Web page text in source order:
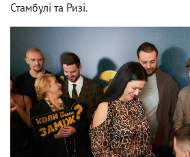
Стамбулі та Ризі.